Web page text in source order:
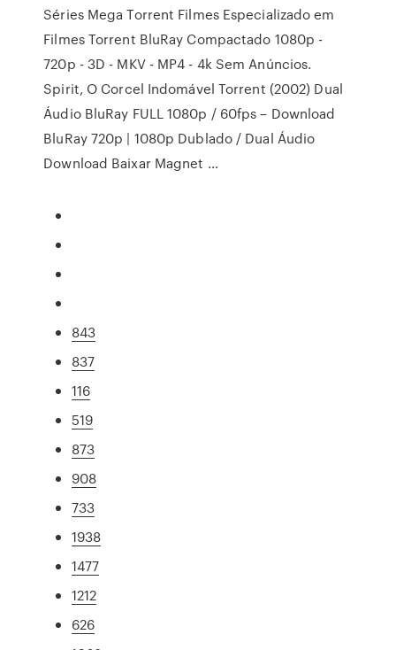
Séries Mega Torrent Filmes Especializado em
Filmes Torrent BluRay Compactado 1080p -
720p - 3D - MKV - MP4 - 4k Sem Anúncios.
Spirit, O Corcel Indomável Torrent (2002) Dual
Áudio BluRay FULL 1080p / 60fps – Download
BluRay 720p | 1080p Dublado / Dual Áudio
Download Baixar Magnet …
843
837
116
519
873
908
733
1938
1477
1212
626